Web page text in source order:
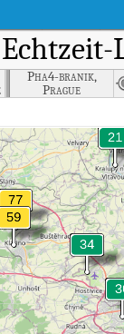
Pha4-branik,
Prague